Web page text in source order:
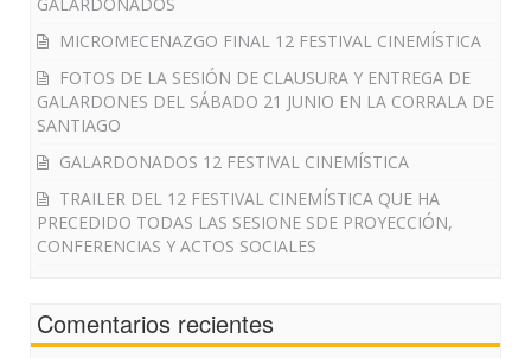
MICROMECENAZGO FINAL 12 FESTIVAL CINEMÍSTICA
FOTOS DE LA SESIÓN DE CLAUSURA Y ENTREGA DE
GALARDONES DEL SÁBADO 21 JUNIO EN LA CORRALA DE
SANTIAGO
GALARDONADOS 12 FESTIVAL CINEMÍSTICA
TRAILER DEL 12 FESTIVAL CINEMÍSTICA QUE HA
PRECEDIDO TODAS LAS SESIONE SDE PROYECCIÓN,
CONFERENCIAS Y ACTOS SOCIALES
Comentarios recientes